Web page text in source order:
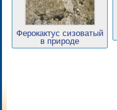
Ферокактус сизоватый
в природе